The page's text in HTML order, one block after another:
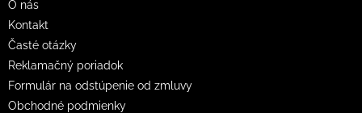
O nás
Kontakt
Časté otázky
Reklamačný poriadok
Formulár na odstúpenie od zmluvy
Obchodné podmienky